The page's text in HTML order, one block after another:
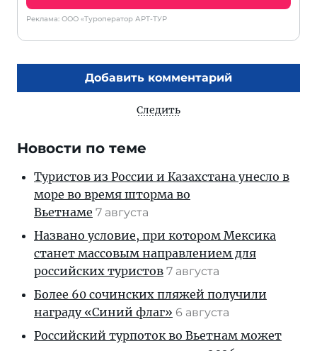
Реклама: ООО «Туроператор АРТ-ТУР
Добавить комментарий
Следить
Новости по теме
Туристов из России и Казахстана унесло в
море во время шторма во
Вьетнаме 7 августа
Названо условие, при котором Мексика
станет массовым направлением для
российских туристов 7 августа
Более 60 сочинских пляжей получили
награду «Синий флаг» 6 августа
Российский турпоток во Вьетнам может